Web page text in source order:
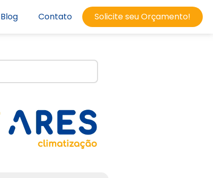
Blog Contato Solicite seu Orçamento!